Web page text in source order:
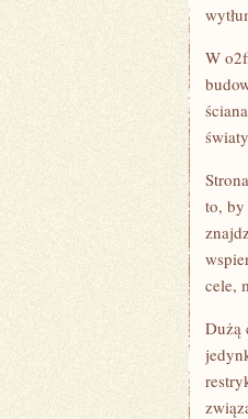
W
to, by
cele,
Dużą